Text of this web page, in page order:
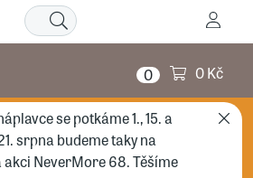
0 0 Kč
se potkáme 1., 15. a
srpna budeme taky na
akci NeverMore 68. Těšíme